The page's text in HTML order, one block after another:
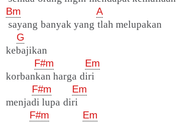
Bm
A
sayang banyak yang tlah melupakan
G
kebajikan
F#m
Em
korbankan harga diri
F#m
Em
menjadi lupa diri
F#m
Em